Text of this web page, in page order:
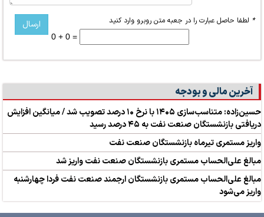
* لطفا حاصل عبارت را در جعبه متن روبرو وارد کنید
0 + 0 =
آخرین مالی و بودجه
حسین‌زاده: متناسب‌سازی ۱۴۰۵ با نرخ ۱۰ درصد تصویب شد / میانگین افزایش
دریافتی بازنشستگان صنعت نفت به ۴۵ درصد رسید
واریز مستمری تیرماه بازنشستگان صنعت نفت
مبالغ علی‌الحساب مستمری بازنشستگان صنعت نفت واریز شد
مبالغ علی‌الحساب مستمری بازنشستگان ارجمند صنعت نفت فردا چهارشنبه
واریز می‌شود